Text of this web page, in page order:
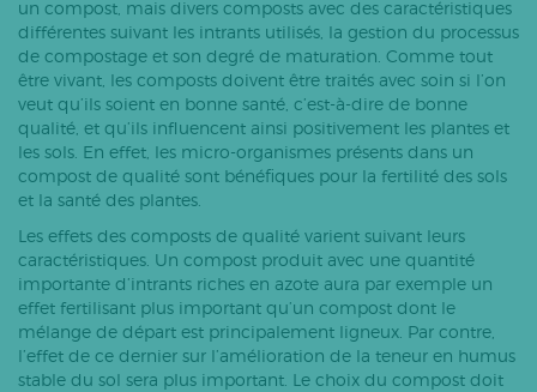
un compost, mais divers composts avec des caractéristiques
différentes suivant les intrants utilisés, la gestion du processus
de compostage et son degré de maturation. Comme tout
être vivant, les composts doivent être traités avec soin si l’on
veut qu’ils soient en bonne santé, c’est-à-dire de bonne
qualité, et qu’ils influencent ainsi positivement les plantes et
les sols. En effet, les micro-organismes présents dans un
compost de qualité sont bénéfiques pour la fertilité des sols
et la santé des plantes.
Les effets des composts de qualité varient suivant leurs
caractéristiques. Un compost produit avec une quantité
importante d’intrants riches en azote aura par exemple un
effet fertilisant plus important qu’un compost dont le
mélange de départ est principalement ligneux. Par contre,
l’effet de ce dernier sur l’amélioration de la teneur en humus
stable du sol sera plus important. Le choix du compost doit